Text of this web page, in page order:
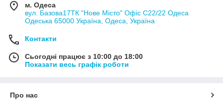
м. Одеса
вул. Базова17ТК "Нове Місто" Офіс С22/22 Одеса
Одеська 65000 Україна, Одеса, Україна
Контакти
Сьогодні працює з 10:00 до 18:00
Показати весь графік роботи
Про нас